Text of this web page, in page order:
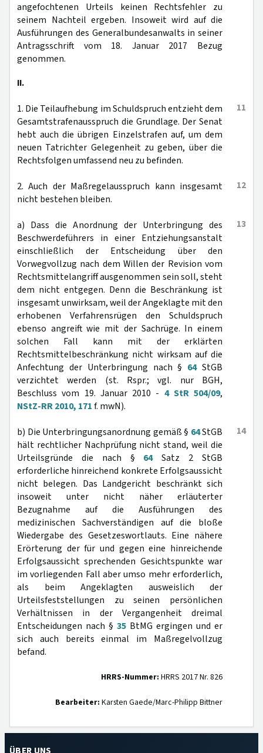
angefochtenen Urteils keinen Rechtsfehler zu
seinem Nachteil ergeben. Insoweit wird auf die
Ausführungen des Generalbundesanwalts in seiner
Antragsschrift vom 18. Januar 2017 Bezug
genommen.
II.
11
1. Die Teilaufhebung im Schuldspruch entzieht dem
Gesamtstrafenausspruch die Grundlage. Der Senat
hebt auch die übrigen Einzelstrafen auf, um dem
neuen Tatrichter Gelegenheit zu geben, über die
Rechtsfolgen umfassend neu zu befinden.
12
2. Auch der Maßregelausspruch kann insgesamt
nicht bestehen bleiben.
13
a) Dass die Anordnung der Unterbringung des
Beschwerdeführers in einer Entziehungsanstalt
einschließlich der Entscheidung über den
Vorwegvollzug nach dem Willen der Revision vom
Rechtsmittelangriff ausgenommen sein soll, steht
dem nicht entgegen. Denn die Beschränkung ist
insgesamt unwirksam, weil der Angeklagte mit den
erhobenen Verfahrensrügen den Schuldspruch
ebenso angreift wie mit der Sachrüge. In einem
solchen Fall kann mit der erklärten
Rechtsmittelbeschränkung nicht wirksam auf die
Anfechtung der Unterbringung nach § 64StGB
verzichtet werden (st. Rspr.; vgl. nur BGH,
Beschluss vom 19. Januar 2010 - 4 StR 504/09,
NStZ-RR 2010, 171f. mwN).
14
b) Die Unterbringungsanordnung gemäß § 64StGB
hält rechtlicher Nachprüfung nicht stand, weil die
Urteilsgründe die nach § 64Satz 2 StGB
erforderliche hinreichend konkrete Erfolgsaussicht
nicht belegen. Das Landgericht beschränkt sich
insoweit unter nicht näher erläuterter
Bezugnahme auf die Ausführungen des
medizinischen Sachverständigen auf die bloße
Wiedergabe des Gesetzeswortlauts. Eine nähere
Erörterung der für und gegen eine hinreichende
Erfolgsaussicht sprechenden Gesichtspunkte war
im vorliegenden Fall aber umso mehr erforderlich,
als beim Angeklagten ausweislich der
Urteilsfeststellungen zu seinen persönlichen
Verhältnissen in der Vergangenheit dreimal
Entscheidungen nach § 35 BtMG ergingen und er
sich auch bereits einmal im Maßregelvollzug
befand.
HRRS-Nummer: HRRS 2017 Nr. 826
Bearbeiter: Karsten Gaede/Marc-Philipp Bittner